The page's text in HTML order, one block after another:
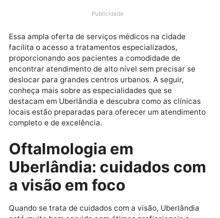
necessidades dos moradores com qualidade e
odontologia e dermatologia têm atraído cada vez
pacientes, tanto locais quanto de cidades vizinhas.
Publicidade
Essa ampla oferta de serviços médicos na cidade
facilita o acesso a tratamentos especializados,
proporcionando aos pacientes a comodidade de
encontrar atendimento de alto nível sem precisar se
deslocar para grandes centros urbanos. A seguir,
conheça mais sobre as especialidades que se
destacam em Uberlândia e descubra como as
locais estão preparadas para oferecer um